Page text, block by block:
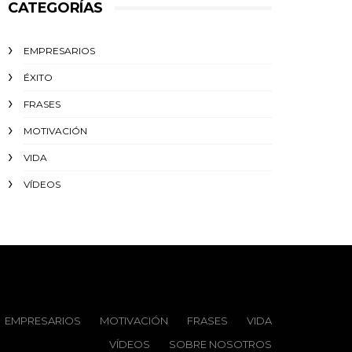
CATEGORÍAS
EMPRESARIOS
ÉXITO‬
FRASES
MOTIVACIÓN
VIDA
VÍDEOS
EMPRESARIOS MOTIVACIÓN FRASES
VIDA
VÍDEOS
SOBRE NOSOTROS